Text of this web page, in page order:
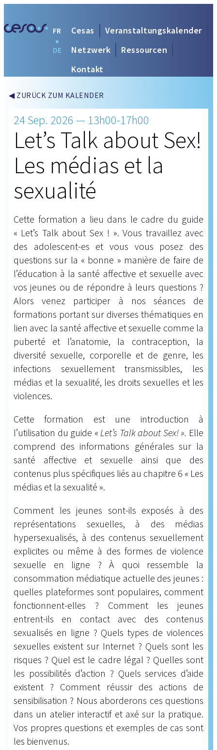
Cesas
Veranstaltungskalender
Netzwerk
Ressourcen
Kontakt
FR
DE
◀ ZURÜCK ZUM KALENDER
24 Sep. 2026 — 13h00-17h00
Let’s Talk about Sex!
Les médias et la
sexualité
Cette formation a lieu dans le cadre du guide
« Let’s Talk about Sex ! ». Vous travaillez avec
des adolescent-es et vous vous posez des
questions sur la « bonne » manière de faire de
l’éducation à la santé affective et sexuelle avec
vos jeunes ou de répondre à leurs questions ?
Alors venez participer à nos séances de
formations portant sur diverses thématiques en
lien avec la santé affective et sexuelle comme la
puberté et l’anatomie, la contraception, la
diversité sexuelle, corporelle et de genre, les
infections sexuellement transmissibles, les
médias et la sexualité, les droits sexuelles et les
violences.
Cette formation est une introduction à
l’utilisation du guide «Let’s Talk about Sex! ». Elle
comprend des informations générales sur la
santé affective et sexuelle ainsi que des
contenus plus spécifiques liés au chapitre 6 « Les
médias et la sexualité ».
Comment les jeunes sont-ils exposés à des
représentations sexuelles, à des médias
hypersexualisés, à des contenus sexuellement
explicites ou même à des formes de violence
sexuelle en ligne ? À quoi ressemble la
consommation médiatique actuelle des jeunes :
quelles plateformes sont populaires, comment
fonctionnent-elles ? Comment les jeunes
entrent-ils en contact avec des contenus
sexualisés en ligne ? Quels types de violences
sexuelles existent sur Internet ? Quels sont les
risques ? Quel est le cadre légal ? Quelles sont
les possibilités d’action ? Quels services d’aide
existent ? Comment réussir des actions de
sensibilisation ? Nous aborderons ces questions
dans un atelier interactif et axé sur la pratique.
Vos propres questions et exemples de cas sont
les bienvenus.